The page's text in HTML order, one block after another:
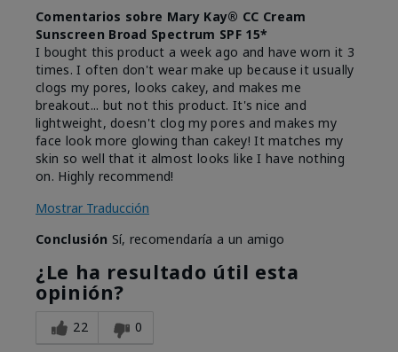
Comentarios sobre Mary Kay® CC Cream
Sunscreen Broad Spectrum SPF 15*
I bought this product a week ago and have worn it 3
times. I often don't wear make up because it usually
clogs my pores, looks cakey, and makes me
breakout... but not this product. It's nice and
lightweight, doesn't clog my pores and makes my
face look more glowing than cakey! It matches my
skin so well that it almost looks like I have nothing
on. Highly recommend!
Mostrar Traducción
Conclusión Sí, recomendaría a un amigo
¿Le ha resultado útil esta
opinión?
22 0